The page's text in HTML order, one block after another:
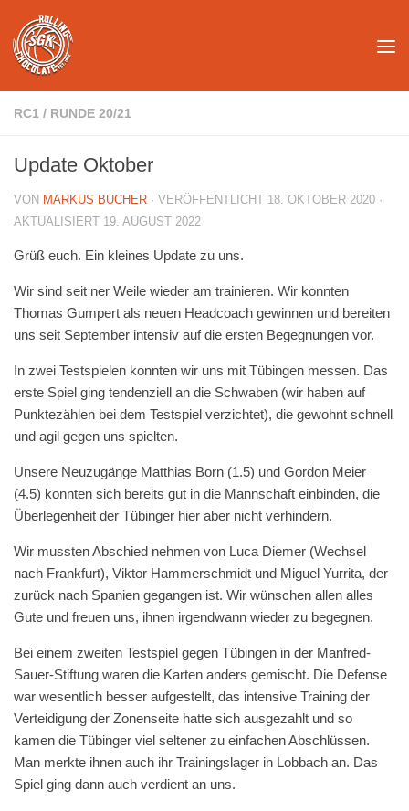
Unter dem Inhalt
RC1 / RUNDE 20/21
Update Oktober
VON MARKUS BUCHER · VERÖFFENTLICHT 18. OKTOBER 2020 ·
AKTUALISIERT 19. AUGUST 2022
Grüß euch. Ein kleines Update zu uns.
Wir sind seit ner Weile wieder am trainieren. Wir konnten
Thomas Gumpert als neuen Headcoach gewinnen und bereiten
uns seit September intensiv auf die ersten Begegnungen vor.
In zwei Testspielen konnten wir uns mit Tübingen messen. Das
erste Spiel ging tendenziell an die Schwaben (wir haben auf
Punktezählen bei dem Testspiel verzichtet), die gewohnt schnell
und agil gegen uns spielten.
Unsere Neuzugänge Matthias Born (1.5) und Gordon Meier
(4.5) konnten sich bereits gut in die Mannschaft einbinden, die
Überlegenheit der Tübinger hier aber nicht verhindern.
Wir mussten Abschied nehmen von Luca Diemer (Wechsel
nach Frankfurt), Viktor Hammerschmidt und Miguel Yurrita, der
zurück nach Spanien gegangen ist. Wir wünschen allen alles
Gute und freuen uns, ihnen irgendwann wieder zu begegnen.
Bei einem zweiten Testspiel gegen Tübingen in der Manfred-
Sauer-Stiftung waren die Karten anders gemischt. Die Defense
war wesentlich besser aufgestellt, das intensive Training der
Verteidigung der Zonenseite hatte sich ausgezahlt und so
kamen die Tübinger viel seltener zu einfachen Abschlüssen.
Man merkte ihnen auch ihr Trainingslager in Lobbach an. Das
Spiel ging dann auch verdient an uns.